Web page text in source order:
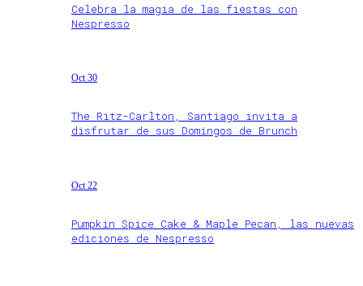
Celebra la magia de las fiestas con
Nespresso
Oct 30
The Ritz-Carlton, Santiago invita a
disfrutar de sus Domingos de Brunch
Oct 22
Pumpkin Spice Cake & Maple Pecan, las nuevas
ediciones de Nespresso